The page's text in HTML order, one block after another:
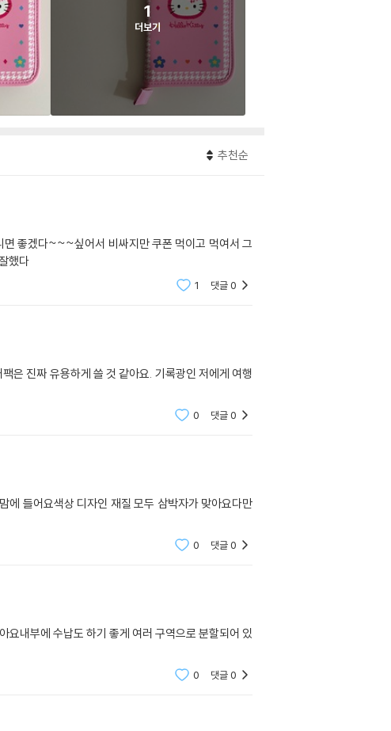
1
더보기
추천순
면 좋겠다~~~싶어서 비싸지만 쿠폰 먹이고 먹여서 그
했다
1 댓글0
은 진짜 유용하게 쓸 것 같아요. 기록광인 저에게 여행
0 댓글0
들어요색상 디자인 재질 모두 삼박자가 맞아요다만
0 댓글0
요내부에 수납도 하기 좋게 여러 구역으로 분할되어 있
0 댓글0